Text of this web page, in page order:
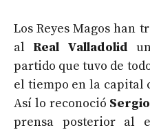
Los Reyes Magos han
al Real Valladolid
partido que tuvo de
el tiempo en la capital
Así lo reconoció
prensa posterior al